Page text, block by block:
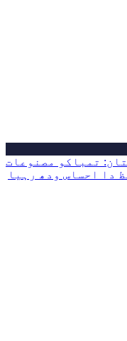
تمباکو مصنوعات
دا احساس ودھ رہیا